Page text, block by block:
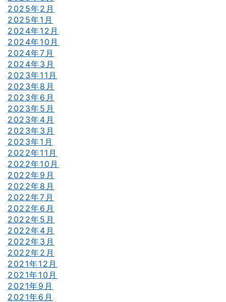
2025年2月
2025年1月
2024年12月
2024年10月
2024年7月
2024年3月
2023年11月
2023年8月
2023年6月
2023年5月
2023年4月
2023年3月
2023年1月
2022年11月
2022年10月
2022年9月
2022年8月
2022年7月
2022年6月
2022年5月
2022年4月
2022年3月
2022年2月
2021年12月
2021年10月
2021年9月
2021年6月